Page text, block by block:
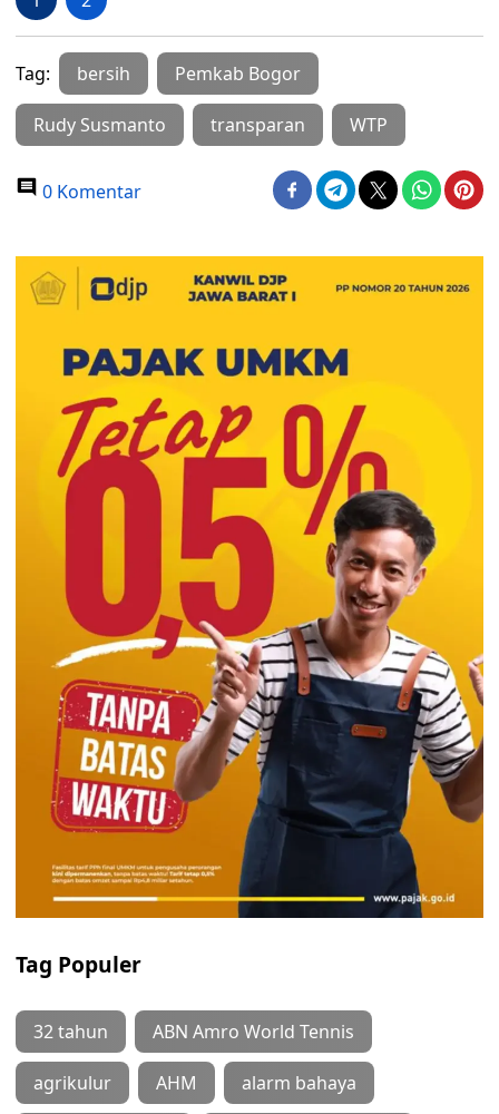
Tag: bersih Pemkab Bogor
Rudy Susmanto transparan WTP
0 Komentar
Tag Populer
32 tahun ABN Amro World Tennis
agrikulur AHM alarm bahaya